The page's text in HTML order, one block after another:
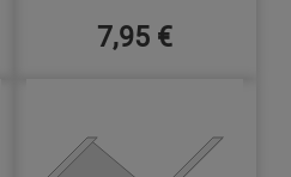
7,95 €